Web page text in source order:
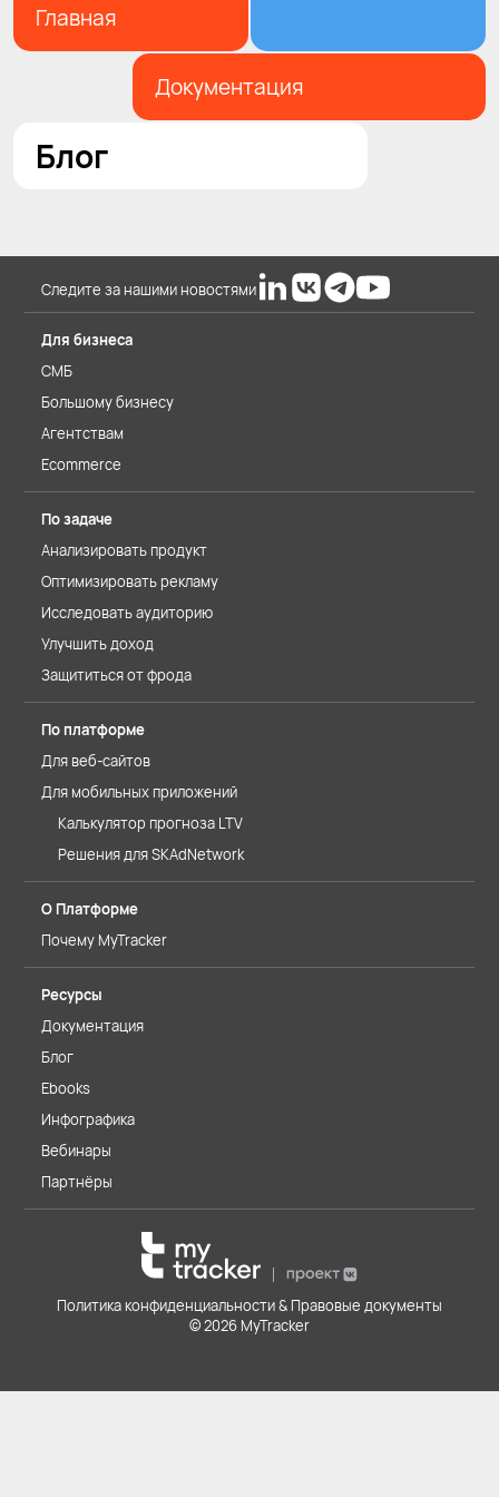
Главная
Документация
Блог
Следите за нашими новостями
Для бизнеса
СМБ
Большому бизнесу
Агентствам
Ecommerce
По задаче
Анализировать продукт
Оптимизировать рекламу
Исследовать аудиторию
Улучшить доход
Защититься от фрода
По платформе
Для веб-сайтов
Для мобильных приложений
Калькулятор прогноза LTV
Решения для SKAdNetwork
О Платформе
Почему MyTracker
Ресурсы
Документация
Блог
Ebooks
Инфографика
Вебинары
Партнёры
Политика конфиденциальности & Правовые документы
© 2026 MyTracker